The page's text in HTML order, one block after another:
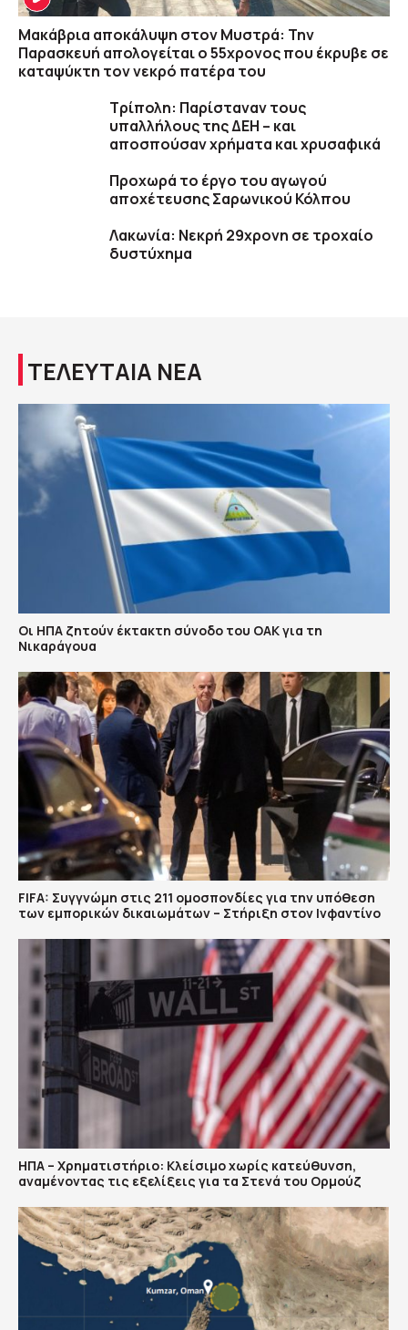
Μακάβρια αποκάλυψη στον Μυστρά: Την
Παρασκευή απολογείται ο 55χρονος που έκρυβε σε
καταψύκτη τον νεκρό πατέρα του
Τρίπολη: Παρίσταναν τους
υπαλλήλους της ΔΕΗ – και
αποσπούσαν χρήματα και χρυσαφικά
Προχωρά το έργο του αγωγού
αποχέτευσης Σαρωνικού Κόλπου
Λακωνία: Νεκρή 29χρονη σε τροχαίο
δυστύχημα
ΤΕΛΕΥΤΑΙΑ ΝΕΑ
Οι ΗΠΑ ζητούν έκτακτη σύνοδο του ΟΑΚ για τη
Νικαράγουα
FIFA: Συγγνώμη στις 211 ομοσπονδίες για την υπόθεση
των εμπορικών δικαιωμάτων – Στήριξη στον Ινφαντίνο
ΗΠΑ – Χρηματιστήριο: Κλείσιμο χωρίς κατεύθυνση,
αναμένοντας τις εξελίξεις για τα Στενά του Ορμούζ